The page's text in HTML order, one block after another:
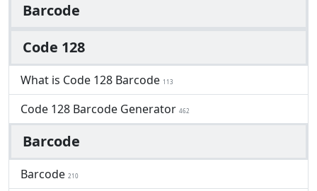
Barcode
Code 128
What is Code 128 Barcode 113
Code 128 Barcode Generator 462
Barcode
Barcode 210